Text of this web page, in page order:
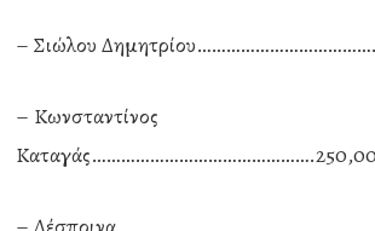
– Σιώλου
– Κωνσταντίνος